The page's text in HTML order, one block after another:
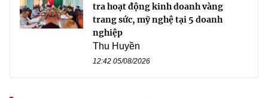
tra hoạt động kinh doanh vàng
trang sức, mỹ nghệ tại 5 doanh
nghiệp
Thu Huyền
12:42 05/08/2026